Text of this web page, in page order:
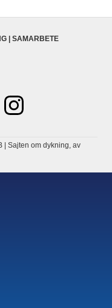
| SAMARBETE
| Sajten om dykning, av